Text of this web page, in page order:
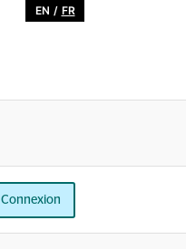
EN / FR
Connexion